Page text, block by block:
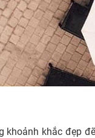
khoảnh khắc đẹp